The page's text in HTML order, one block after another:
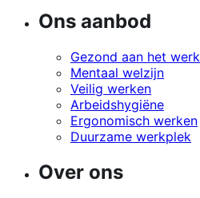
Ons aanbod
Gezond aan het werk
Mentaal welzijn
Veilig werken
Arbeidshygiëne
Ergonomisch werken
Duurzame werkplek
Over ons